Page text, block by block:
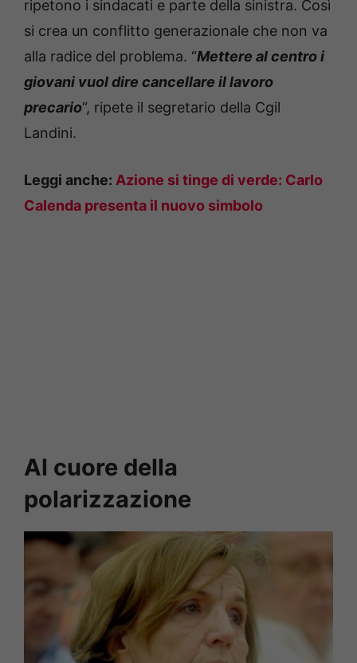
ripetono i sindacati e parte della sinistra. Così
si crea un conflitto generazionale che non va
alla radice del problema. “Mettere al centro i
giovani vuol dire cancellare il lavoro
precario“, ripete il segretario della Cgil
Landini.
Leggi anche: Azione si tinge di verde: Carlo
Calenda presenta il nuovo simbolo
Al cuore della
polarizzazione